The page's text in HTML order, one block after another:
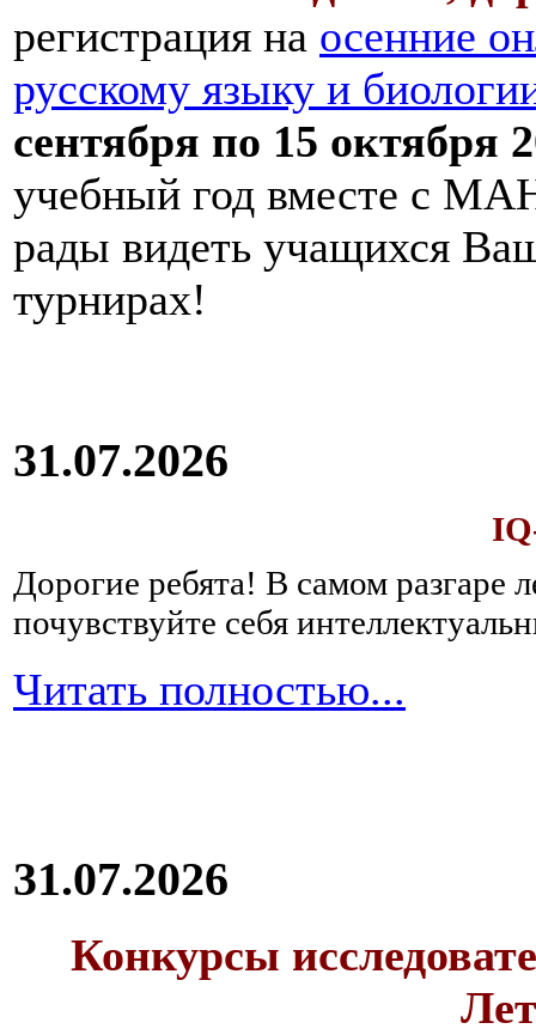
регистрация на осенние
русскому языку и
сентября по 15 октября
учебный год вместе с
рады видеть учащихся
турнирах!
31.07.2026
Дорогие ребята! В самом разгаре
почувствуйте себя
Читать полностью...
31.07.2026
Конкурсы